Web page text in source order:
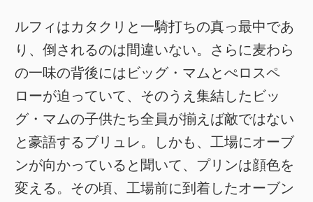
ルフィはカタクリと一騎打ちの真っ最中であ
り、倒されるのは間違いない。さらに麦わら
の一味の背後にはビッグ・マムとぺロスペ
ローが迫っていて、そのうえ集結したビッ
グ・マムの子供たち全員が揃えば敵ではない
と豪語するブリュレ。しかも、工場にオーブ
ンが向かっていると聞いて、プリンは顔色を
変える。その頃、工場前に到着したオーブン